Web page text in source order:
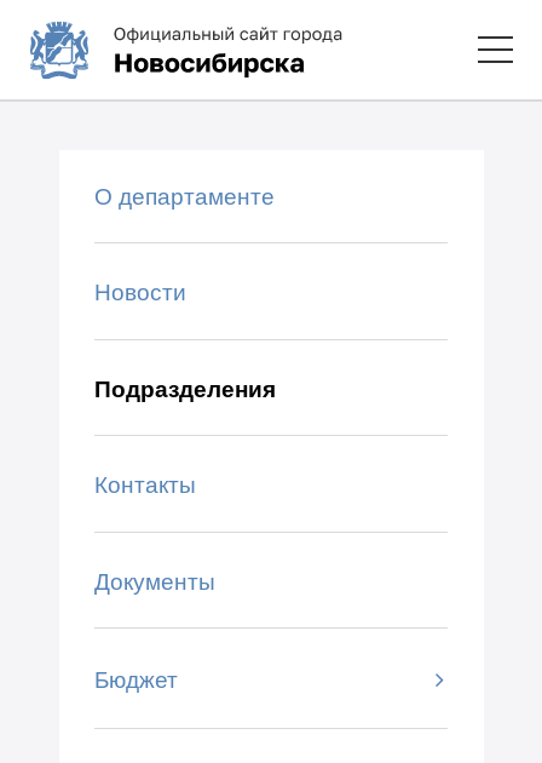
О департаменте
Новости
Подразделения
Контакты
Документы
Бюджет